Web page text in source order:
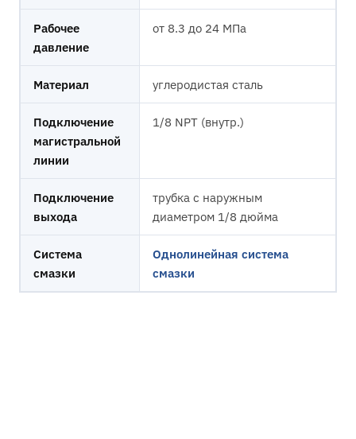
Рабочее
давление
от 8.3 до 24 МПа
Материал углеродистая сталь
Подключение
магистральной
линии
1/8 NPT (внутр.)
Подключение
выхода
трубка с наружным
диаметром 1/8 дюйма
Система
смазки
Однолинейная система
смазки